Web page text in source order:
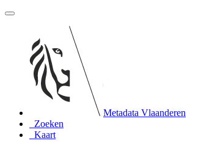
Metadata Vlaanderen
Zoeken
Kaart